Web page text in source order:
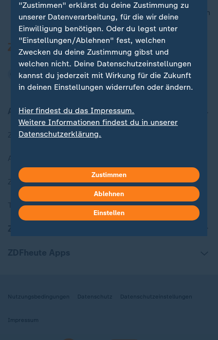
nach oben
Aktuell bei ZDFheute
Zuletzt veröffentlicht
ZDFheute Stories
Themen im Überblick
Nutzungsbedingungen Datenschutz Datenschutzeinstellungen
Impressum
"Zustimmen" erklärst du deine Zustimmung zu
unserer Datenverarbeitung, für die wir deine
Einwilligung benötigen. Oder du legst unter
"Einstellungen/Ablehnen" fest, welchen
Zwecken du deine Zustimmung gibst und
welchen nicht. Deine Datenschutzeinstellungen
kannst du jederzeit mit Wirkung für die Zukunft
in deinen Einstellungen widerrufen oder ändern.
Hier findest du das Impressum.
Weitere Informationen findest du in unserer
Datenschutzerklärung.
Zustimmen
Ablehnen
Einstellen